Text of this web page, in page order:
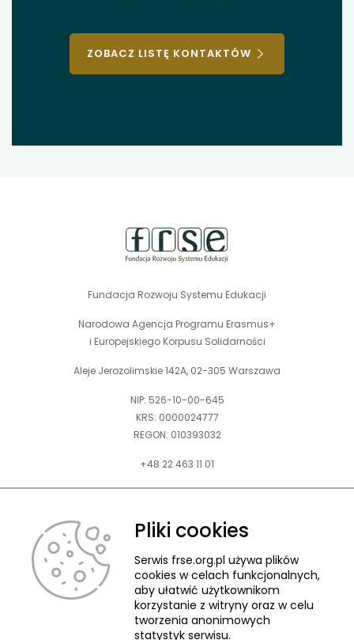
ZOBACZ LISTĘ KONTAKTÓW
Fundacja Rozwoju Systemu Edukacji
Narodowa Agencja Programu Erasmus+
i Europejskiego Korpusu Solidarności
Aleje Jerozolimskie 142A, 02-305 Warszawa
NIP: 526-10-00-645
KRS: 0000024777
REGON: 010393032
+48 22 463 11 01
Zapraszamy do kontaktu telefonicznego w godz. 9-15.
kontakt@frse.org.pl
© 2026 Fundacja Rozwoju Systemu Edukacji
Pliki cookies
Serwis frse.org.pl używa plików
cookies w celach funkcjonalnych,
aby ułatwić użytkownikom
korzystanie z witryny oraz w celu
tworzenia anonimowych
statystyk serwisu.